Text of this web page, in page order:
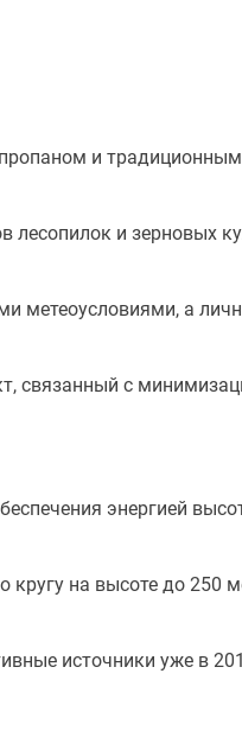
и
лесопилок и зерновых
метеоусловиями, а
связанный с
энергией
кругу на высоте до 250
источники уже в